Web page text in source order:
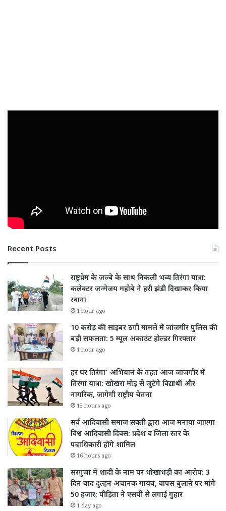
Recent Posts
राष्ट्रप्रेम के जज्बे के साथ निकली भव्य तिरंगा यात्रा:
कलेक्टर जन्मेजय महोबे ने हरी झंडी दिखाकर किया
रवाना
1 hour ago
10 करोड़ की साइबर ठगी मामले में जांजगीर पुलिस की
बड़ी सफलता: 5 म्यूल अकाउंट होल्डर गिरफ्तार
1 hour ago
हर घर तिरंगा’ अभियान के तहत आज जांजगीर में
तिरंगा यात्रा: खोखरा मोड़ से जुटेंगे विद्यार्थी और
नागरिक, जागेगी राष्ट्रीय चेतना
15 hours ago
सर्व आदिवासी समाज सक्ती द्वारा आज मनाया जाएगा
विश्व आदिवासी दिवस: प्रदेश व जिला स्तर के
पदाधिकारी होंगे शामिल
16 hours ago
सरगुजा में शादी के नाम पर धोखाधड़ी का आरोप: 3
दिन बाद दुल्हन अचानक गायब, वापस बुलाने पर मांगे
50 हजार; पीड़िता ने एसपी से लगाई गुहार
1 day ago